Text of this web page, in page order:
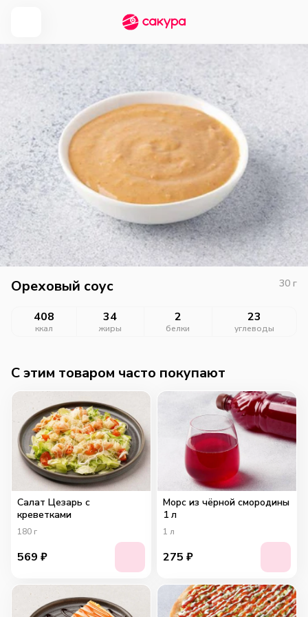
Ореховый соус 30 г
408
ккал
34
жиры
2
белки
23
углеводы
C этим товаром часто покупают
Салат Цезарь с
креветками
180 г
569 ₽
Морс из чёрной смородины
1 л
1 л
275 ₽